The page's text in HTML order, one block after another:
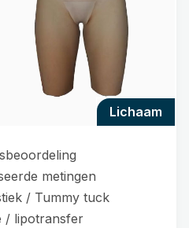
lichaam
metingen
/ Tummy tuck
/ lipotransfer